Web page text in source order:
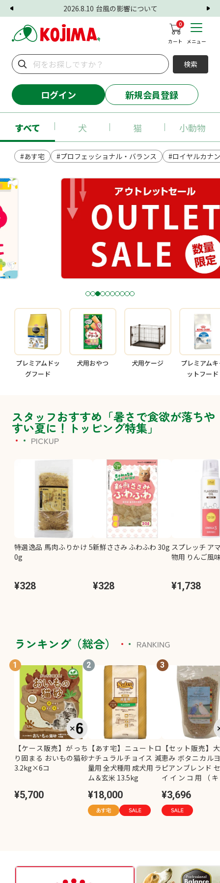
2026.8.10 台風の影響について
0
カート メニュー
検索
ログイン 新規会員登録
すべて 犬 猫 小動物
#あす宅 #プロフェッショナル・バランス #ロイヤルカナン
1234567891
0
プレミアムドッ
グフード
犬用おやつ 犬用ケージ
プレミアム
ットフード
スタッフおすすめ「暑さで食欲が落ちや
すい夏に！トッピング特集」
PICKUP
特選逸品 馬肉ふりかけ 5
0g
¥328
新鮮ささみ ふわふわ 30g
¥328
スプレッチ ア
物用 りんご風
¥1,738
ランキング（総合） RANKING
1
【ケース販売】がっち
り固まる おいもの猫砂
3.2kg×6コ
¥5,700
2
【あす宅】ニュートロ
ナチュラルチョイス 減
量用 全犬種用 成犬用 ラ
ム＆玄米 13.5kg
¥18,000
3
【セット販売】
恵み ボタニカル
ピアンブレンド
イインコ用（
¥3,696